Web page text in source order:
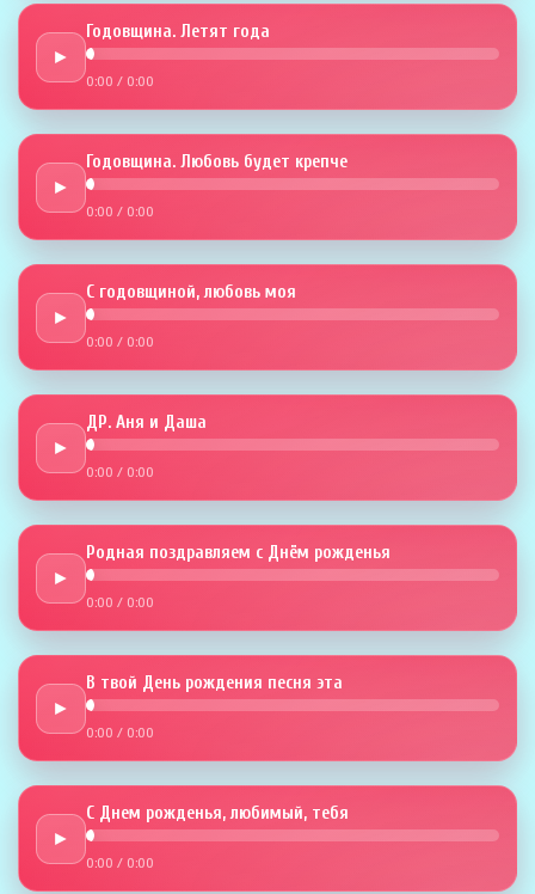
►
Годовщина. Летят года
0:00 / 0:00
►
Годовщина. Любовь будет крепче
0:00 / 0:00
►
С годовщиной, любовь моя
0:00 / 0:00
►
ДР. Аня и Даша
0:00 / 0:00
►
Родная поздравляем с Днём рожденья
0:00 / 0:00
►
В твой День рождения песня эта
0:00 / 0:00
►
С Днем рожденья, любимый, тебя
0:00 / 0:00